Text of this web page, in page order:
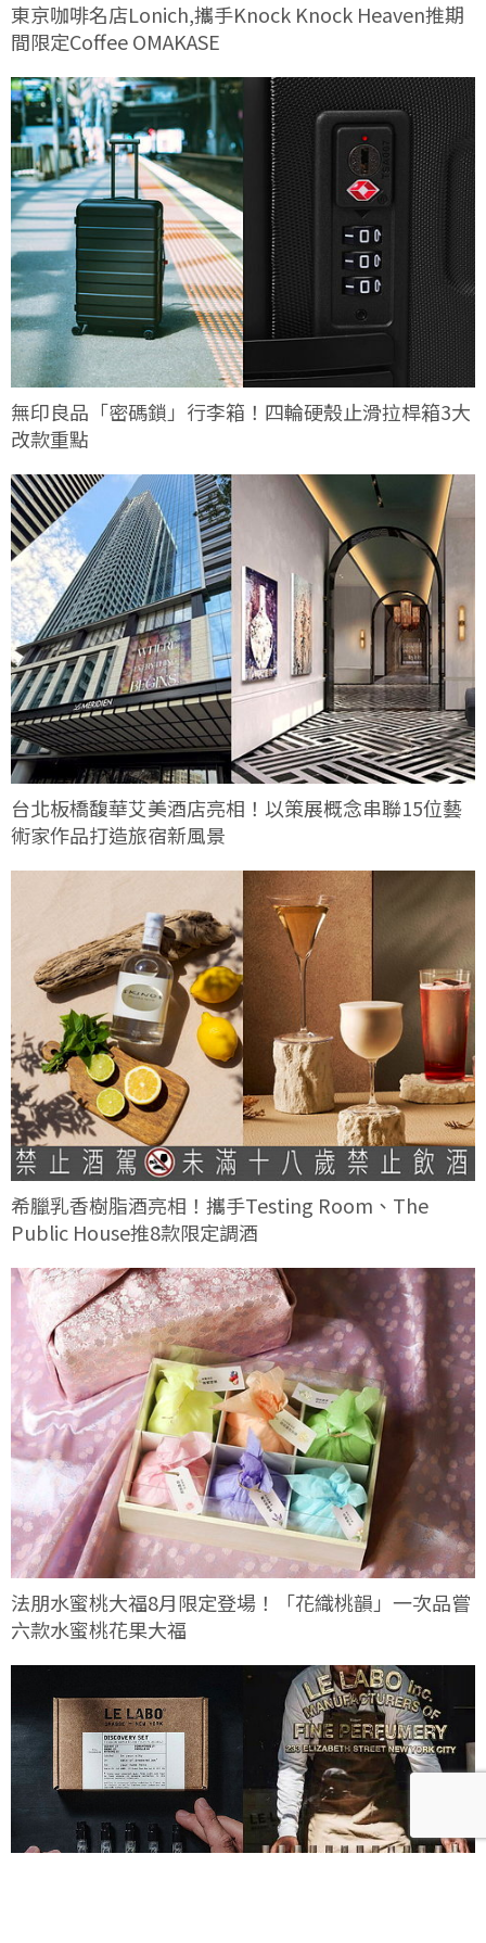
東京咖啡名店Lonich,攜手Knock Knock Heaven推期
間限定Coffee OMAKASE
無印良品「密碼鎖」行李箱！四輪硬殼止滑拉桿箱3大
改款重點
台北板橋馥華艾美酒店亮相！以策展概念串聯15位藝
術家作品打造旅宿新風景
希臘乳香樹脂酒亮相！攜手Testing Room、The
Public House推8款限定調酒
法朋水蜜桃大福8月限定登場！「花織桃韻」一次品嘗
六款水蜜桃花果大福